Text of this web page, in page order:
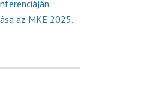
az MKE 2025.